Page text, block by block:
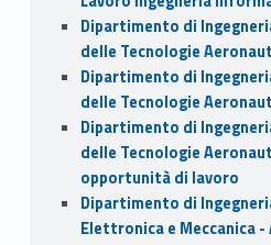
Dipartimento di
delle Tecnologie
Dipartimento di
delle Tecnologie
Dipartimento di
delle Tecnologie
opportunità di lavoro
Dipartimento di
Elettronica e Meccanica